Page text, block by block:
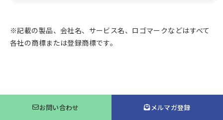
※記載の製品、会社名、サービス名、ロゴマークなどはすべて
各社の商標または登録商標です。
ソリューション・商品トップへ戻る
お問い合わせ メルマガ登録